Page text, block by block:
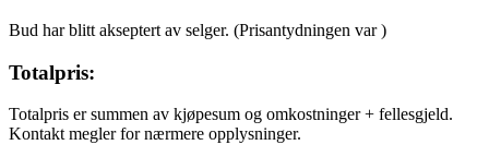
Bud har blitt akseptert av selger. (Prisantydningen var)
Totalpris:
Totalpris er summen av kjøpesum og omkostninger + fellesgjeld.
Kontakt megler for nærmere opplysninger.